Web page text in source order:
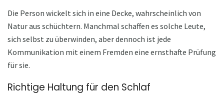
Die Person wickelt sich in eine Decke, wahrscheinlich von
Natur aus schüchtern. Manchmal schaffen es solche Leute,
sich selbst zu überwinden, aber dennoch ist jede
Kommunikation mit einem Fremden eine ernsthafte Prüfung
für sie.
Richtige Haltung für den Schlaf